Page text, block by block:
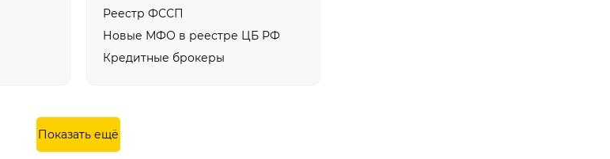
Реестр ФССП
Новые МФО в реестре ЦБ РФ
Кредитные брокеры
Показать ещё